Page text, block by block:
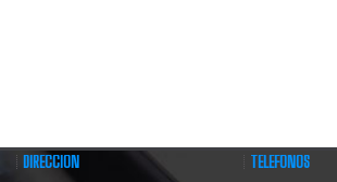
DIRECCIÓN TELÉFONOS